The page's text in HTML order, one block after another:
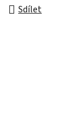
Sdílet